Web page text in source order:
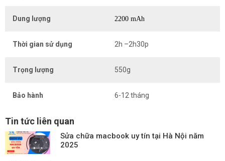
Dung lượng 2200 mAh
Thời gian sử dụng 2h –2h30p
Trọng lượng 550g
Bảo hành 6-12 tháng
Tin tức liên quan
Sửa chữa macbook uy tín tại Hà Nội năm
2025